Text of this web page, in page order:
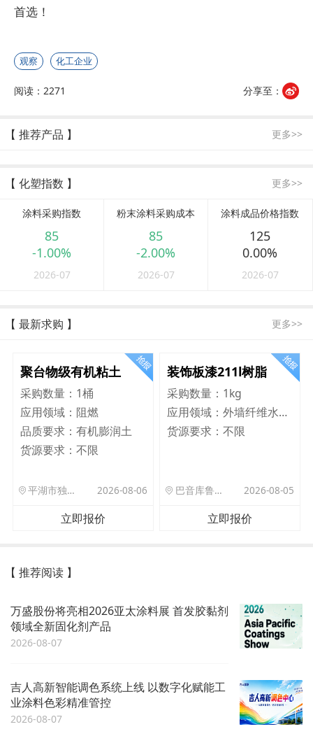
首选！
观察 化工企业
阅读：2271 分享至：
【 推荐产品 】 更多>>
【 化塑指数 】 更多>>
涂料采购指数
85
-1.00%
2026-07
粉末涂料采购成本
85
-2.00%
2026-07
涂料成品价格指数
125
0.00%
2026-07
【 最新求购 】 更多>>
聚台物级有机粘土
采购数量： 1桶
应用领域： 阻燃
品质要求： 有机膨润土
货源要求： 不限
平湖市独山港镇集港路 589 号 2026-08-06
立即报价
装饰板漆211l树脂
采购数量： 1kg
应用领域：
外墙纤维水泥板
货源要求：不限
巴音库鲁提镇,托帕口岸六号库房 2026-08-05
立即报价
【 推荐阅读 】
万盛股份将亮相2026亚太涂料展 首发胶黏剂
领域全新固化剂产品
2026-08-07
吉人高新智能调色系统上线 以数字化赋能工
业涂料色彩精准管控
2026-08-07